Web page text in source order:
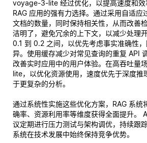
voyage-3-lite 经过优化，以提高速度和效
RAG 应用的强有力选择。通过采用自适应
文档的数量，同时保持相关性，从而改善
洁明了，避免冗余的上下文，以减少处理
0.1 到 0.2 之间，以优先考虑事实准确性
异。使用缓存减少对常见查询的重复 API
改善实时应用中的用户体验。在高吞吐量
lite，以优化资源使用，速度优先于深度推
于更复杂的分析。
通过系统性实施这些优化方案，RAG 系统
确率、资源利用率等维度获得全面提升。
议定期进行压力测试与架构调优，持续跟
系统在技术发展中始终保持竞争优势。